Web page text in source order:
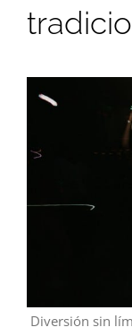
Diversión sin